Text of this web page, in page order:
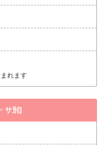
れます
サ別]